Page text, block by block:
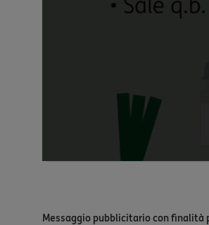
Messaggio pubblicitario con finalità